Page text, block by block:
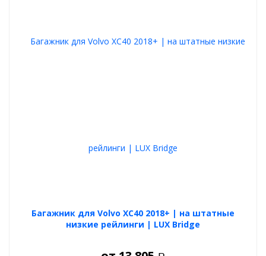
Багажник для Volvo XC40 2018+ | на штатные
низкие рейлинги | LUX Bridge